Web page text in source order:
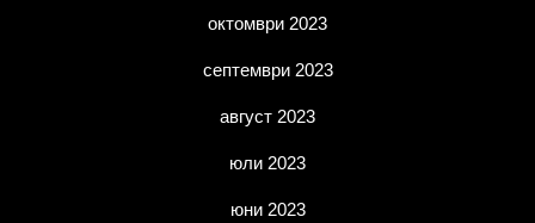
октомври 2023
септември 2023
август 2023
юли 2023
юни 2023